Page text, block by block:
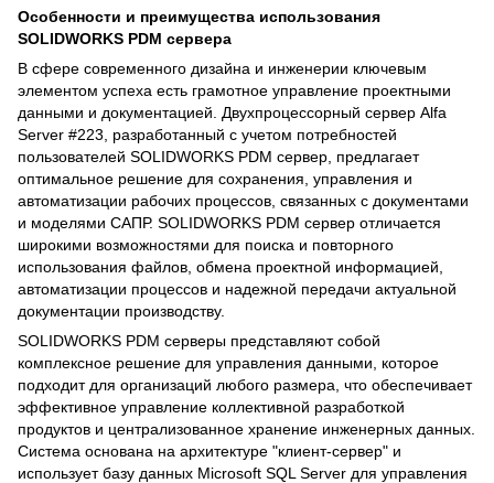
Особенности и преимущества использования
SOLIDWORKS PDM сервера
В сфере современного дизайна и инженерии ключевым
элементом успеха есть грамотное управление проектными
данными и документацией. Двухпроцессорный сервер Alfa
Server #223, разработанный с учетом потребностей
пользователей SOLIDWORKS PDM сервер, предлагает
оптимальное решение для сохранения, управления и
автоматизации рабочих процессов, связанных с документами
и моделями САПР. SOLIDWORKS PDM сервер отличается
широкими возможностями для поиска и повторного
использования файлов, обмена проектной информацией,
автоматизации процессов и надежной передачи актуальной
документации производству.
SOLIDWORKS PDM серверы представляют собой
комплексное решение для управления данными, которое
подходит для организаций любого размера, что обеспечивает
эффективное управление коллективной разработкой
продуктов и централизованное хранение инженерных данных.
Система основана на архитектуре "клиент-сервер" и
использует базу данных Microsoft SQL Server для управления